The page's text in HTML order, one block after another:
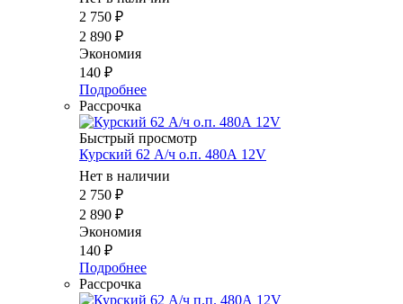
2 750 ₽
2 890 ₽
Экономия
140 ₽
Подробнее
Рассрочка
Быстрый просмотр
Курский 62 А/ч о.п. 480А 12V
Нет в наличии
2 750 ₽
2 890 ₽
Экономия
140 ₽
Подробнее
Рассрочка